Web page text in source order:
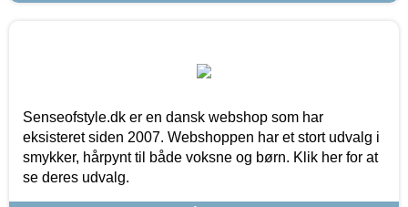
Senseofstyle.dk er en dansk webshop som har
eksisteret siden 2007. Webshoppen har et stort udvalg i
smykker, hårpynt til både voksne og børn. Klik her for at
se deres udvalg.